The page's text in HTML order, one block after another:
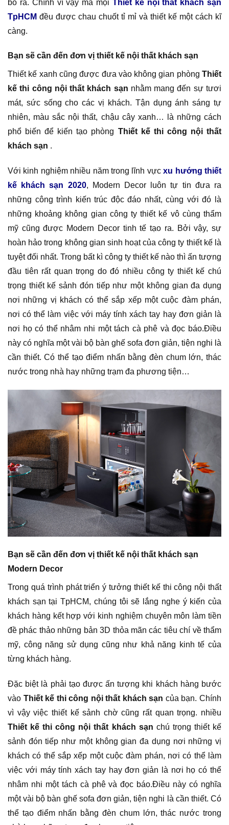
bỏ ra. Chính vì vậy mà mọi Thiết kế nội thất khách sạn
TpHCM đều được chau chuốt tỉ mỉ và thiết kế một cách kĩ
càng.
Bạn sẽ cần đến đơn vị thiết kế nội thất khách sạn
Thiết kế xanh cũng được đưa vào không gian phòng Thiết
kế thi công nội thất khách sạn nhằm mang đến sự tươi
mát, sức sống cho các vị khách. Tận dụng ánh sáng tự
nhiên, màu sắc nội thất, chậu cây xanh… là những cách
phổ biến để kiến tạo phòng Thiết kế thi công nội thất
khách sạn .
Với kinh nghiệm nhiều năm trong lĩnh vựcxu hướng thiết
kế khách sạn 2020, Modern Decor luôn tự tin đưa ra
những công trình kiến trúc độc đáo nhất, cùng với đó là
những khoảng không gian công ty thiết kế vô cùng thẩm
mỹ cũng được Modern Decor tinh tế tạo ra. Bởi vậy, sự
hoàn hảo trong không gian sinh hoạt của công ty thiết kế là
tuyệt đối nhất. Trong bất kì công ty thiết kế nào thì ấn tượng
đầu tiên rất quan trọng do đó nhiều công ty thiết kế chú
trọng thiết kế sảnh đón tiếp như một không gian đa dụng
nơi những vị khách có thể sắp xếp một cuộc đàm phán,
nơi có thể làm việc với máy tính xách tay hay đơn giản là
nơi họ có thể nhâm nhi một tách cà phê và đọc báo.Điều
này có nghĩa một vài bộ bàn ghế sofa đơn giản, tiện nghi là
cần thiết. Có thể tạo điểm nhấn bằng đèn chum lớn, thác
nước trong nhà hay những trạm đa phương tiện…
Bạn sẽ cần đến đơn vị thiết kế nội thất khách sạn
Modern Decor
Trong quá trình phát triển ý tưởng thiết kế thi công nội thất
khách sạn tại TpHCM, chúng tôi sẽ lắng nghe ý kiến của
khách hàng kết hợp với kinh nghiệm chuyên môn làm tiền
đề phác thảo những bản 3D thỏa mãn các tiêu chí về thẩm
mỹ, công năng sử dụng cũng như khả năng kinh tế của
từng khách hàng.
Đặc biệt là phải tạo được ấn tượng khi khách hàng bước
vào Thiết kế thi công nội thất khách sạn của bạn. Chính
vì vậy việc thiết kế sảnh chờ cũng rất quan trọng. nhiều
Thiết kế thi công nội thất khách sạn chú trọng thiết kế
sảnh đón tiếp như một không gian đa dụng nơi những vị
khách có thể sắp xếp một cuộc đàm phán, nơi có thể làm
việc với máy tính xách tay hay đơn giản là nơi họ có thể
nhâm nhi một tách cà phê và đọc báo.Điều này có nghĩa
một vài bộ bàn ghế sofa đơn giản, tiện nghi là cần thiết. Có
thể tạo điểm nhấn bằng đèn chum lớn, thác nước trong